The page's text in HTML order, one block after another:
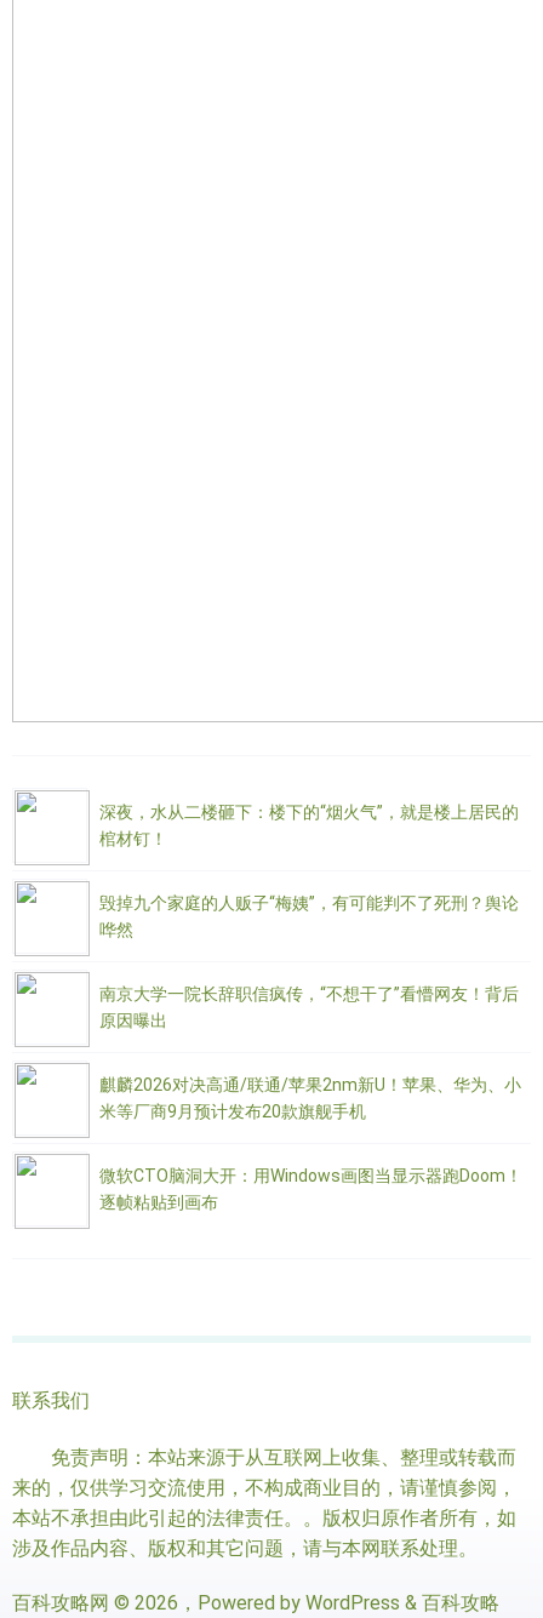
深夜，水从二楼砸下：楼下的“烟火气”，就是楼上居民的
棺材钉！
毁掉九个家庭的人贩子“梅姨”，有可能判不了死刑？舆论
哗然
南京大学一院长辞职信疯传，“不想干了”看懵网友！背后
原因曝出
麒麟2026对决高通/联通/苹果2nm新U！苹果、华为、小
米等厂商9月预计发布20款旗舰手机
微软CTO脑洞大开：用Windows画图当显示器跑Doom！
逐帧粘贴到画布
联系我们
免责声明：本站来源于从互联网上收集、整理或转载而
来的，仅供学习交流使用，不构成商业目的，请谨慎参阅，
本站不承担由此引起的法律责任。。版权归原作者所有，如
涉及作品内容、版权和其它问题，请与本网联系处理。
百科攻略网 © 2026，Powered by WordPress & 百科攻略